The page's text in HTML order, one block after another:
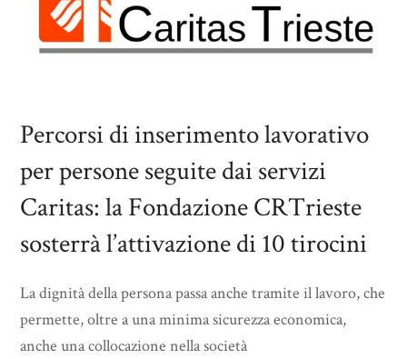
Percorsi di inserimento lavorativo
per persone seguite dai servizi
Caritas: la Fondazione CRTrieste
sosterrà l’attivazione di 10 tirocini
La dignità della persona passa anche tramite il lavoro, che
permette, oltre a una minima sicurezza economica,
anche una collocazione nella società